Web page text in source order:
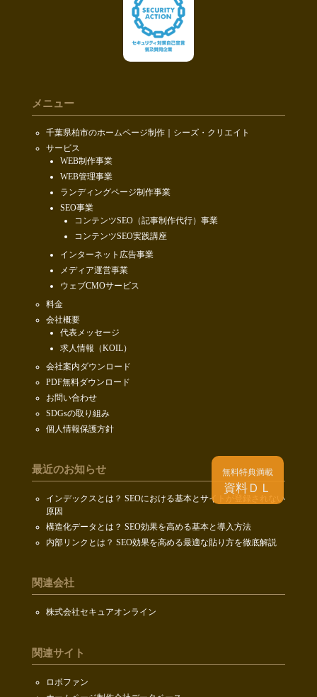
無料特典満載
資料ＤＬ
メニュー
千葉県柏市のホームページ制作｜シーズ・クリエイト
サービス
WEB制作事業
WEB管理事業
ランディングページ制作事業
SEO事業
コンテンツSEO（記事制作代行）事業
コンテンツSEO実践講座
インターネット広告事業
メディア運営事業
ウェブCMOサービス
料金
会社概要
代表メッセージ
求人情報（KOIL）
会社案内ダウンロード
PDF無料ダウンロード
お問い合わせ
SDGsの取り組み
個人情報保護方針
最近のお知らせ
インデックスとは？ SEOにおける基本とサイトが登録されない
原因
構造化データとは？ SEO効果を高める基本と導入方法
内部リンクとは？ SEO効果を高める最適な貼り方を徹底解説
関連会社
株式会社セキュアオンライン
関連サイト
ロボファン